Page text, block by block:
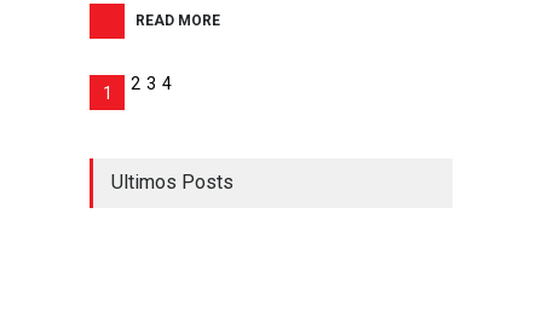
READ MORE
1 2 3 4
Ultimos Posts